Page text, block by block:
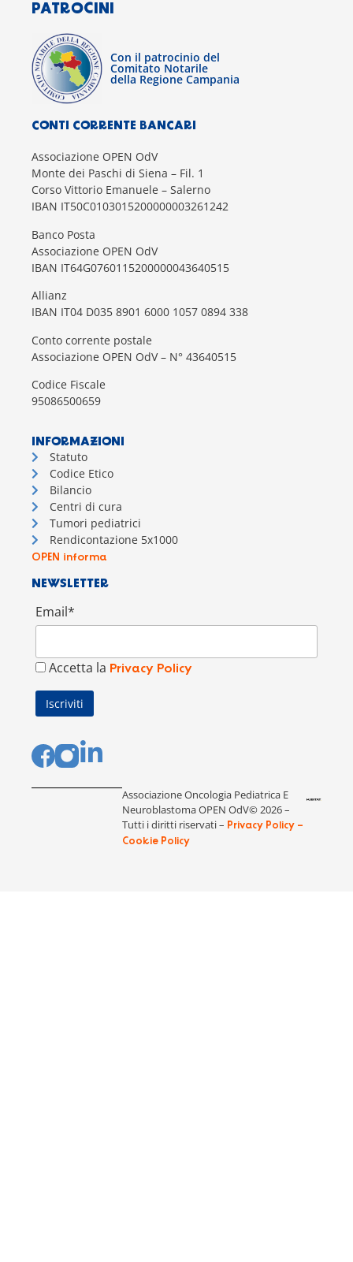
PATROCINI
Con il patrocinio del
Comitato Notarile
della Regione Campania
CONTI CORRENTE BANCARI
Associazione OPEN OdV
Monte dei Paschi di Siena – Fil. 1
Corso Vittorio Emanuele – Salerno
IBAN IT50C0103015200000003261242
Banco Posta
Associazione OPEN OdV
IBAN IT64G0760115200000043640515
Allianz
IBAN IT04 D035 8901 6000 1057 0894 338
Conto corrente postale
Associazione OPEN OdV – N° 43640515
Codice Fiscale
95086500659
INFORMAZIONI
Statuto
Codice Etico
Bilancio
Centri di cura
Tumori pediatrici
Rendicontazione 5x1000
OPEN informa
NEWSLETTER
Email*
Accetta la Privacy Policy
Associazione Oncologia Pediatrica E
Neuroblastoma OPEN OdV© 2026 –
Tutti i diritti riservati – Privacy Policy –
Cookie Policy